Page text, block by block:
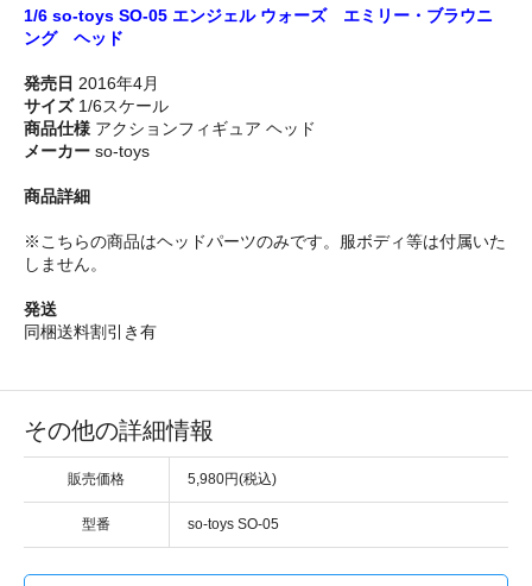
1/6 so-toys SO-05 エンジェル ウォーズ エミリー・ブラウニ
ング ヘッド
発売日 2016年4月
サイズ1/6スケール
商品仕様 アクションフィギュア ヘッド
メーカー so-toys
商品詳細
※こちらの商品はヘッドパーツのみです。服ボディ等は付属いた
しません。
発送
同梱送料割引き有
その他の詳細情報
販売価格 5,980円(税込)
型番 so-toys SO-05